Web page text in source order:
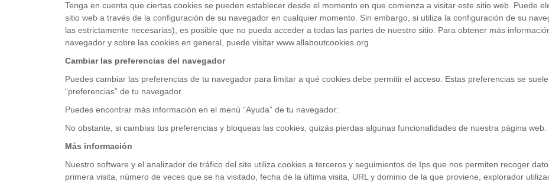
Tenga en cuenta que ciertas cookies se pueden establecer desde el momento en que comienza a visitar este sitio web. Puede
sitio web a través de la configuración de su navegador en cualquier momento. Sin embargo, si utiliza la configuración de su
las estrictamente necesarias), es posible que no pueda acceder a todas las partes de nuestro sitio. Para obtener más
navegador y sobre las cookies en general, puede visitar www.allaboutcookies.org
Cambiar las preferencias del navegador
Puedes cambiar las preferencias de tu navegador para limitar a qué cookies debe permitir el acceso. Estas preferencias se
“preferencias” de tu navegador.
Puedes encontrar más información en el menú “Ayuda” de tu navegador:
No obstante, si cambias tus preferencias y bloqueas las cookies, quizás pierdas algunas funcionalidades de nuestra página web.
Más información
Nuestro software y el analizador de tráfico del site utiliza cookies a terceros y seguimientos de Ips que nos permiten recoger
primera visita, número de veces que se ha visitado, fecha de la última visita, URL y dominio de la que proviene, explorador